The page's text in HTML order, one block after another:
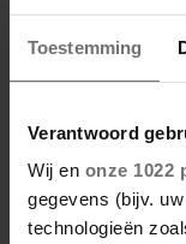
Toestemming
Verantwoord
Wij en onze 1022
gegevens (bijv.
technologieën
De nieuwe